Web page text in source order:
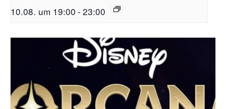
10.08. um 19:00 - 23:00